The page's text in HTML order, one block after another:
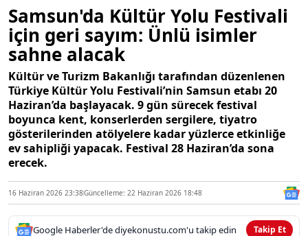
Samsun'da Kültür Yolu Festivali
için geri sayım: Ünlü isimler
sahne alacak
Kültür ve Turizm Bakanlığı tarafından düzenlenen
Türkiye Kültür Yolu Festivali’nin Samsun etabı 20
Haziran’da başlayacak. 9 gün sürecek festival
boyunca kent, konserlerden sergilere, tiyatro
gösterilerinden atölyelere kadar yüzlerce etkinliğe
ev sahipliği yapacak. Festival 28 Haziran’da sona
erecek.
16 Haziran 2026 23:38Güncelleme: 22 Haziran 2026 18:48
Google Haberler'de diyekonustu.com'u takip edin Takip Et